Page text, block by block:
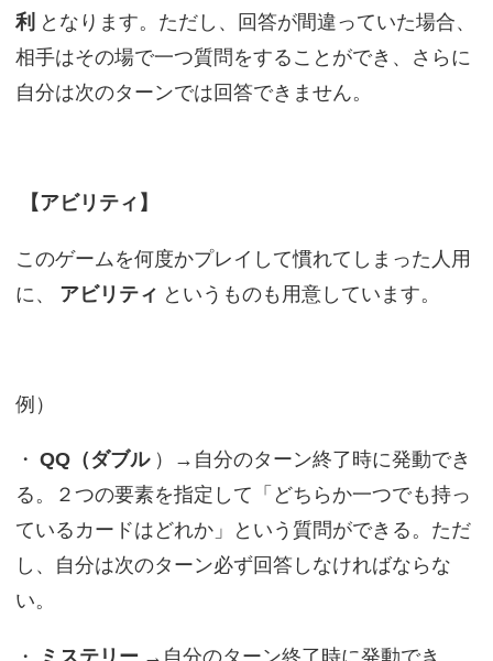
利 となります。ただし、回答が間違っていた場合、
相手はその場で一つ質問をすることができ、さらに
自分は次のターンでは回答できません。
【アビリティ】
このゲームを何度かプレイして慣れてしまった人用
に、
アビリティ というものも用意しています。
例）
・ QQ（ダブル ）→自分のターン終了時に発動でき
る。２つの要素を指定して「どちらか一つでも持っ
ているカードはどれか」という質問ができる。ただ
し、自分は次のターン必ず回答しなければならな
い。
・ ミステリー →自分のターン終了時に発動でき